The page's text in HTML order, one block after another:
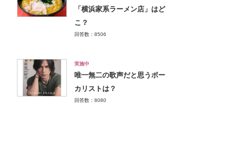
「横浜家系ラーメン店」はど
こ？
回答数：8506
実施中
唯一無二の歌声だと思うボー
カリストは？
回答数：8080